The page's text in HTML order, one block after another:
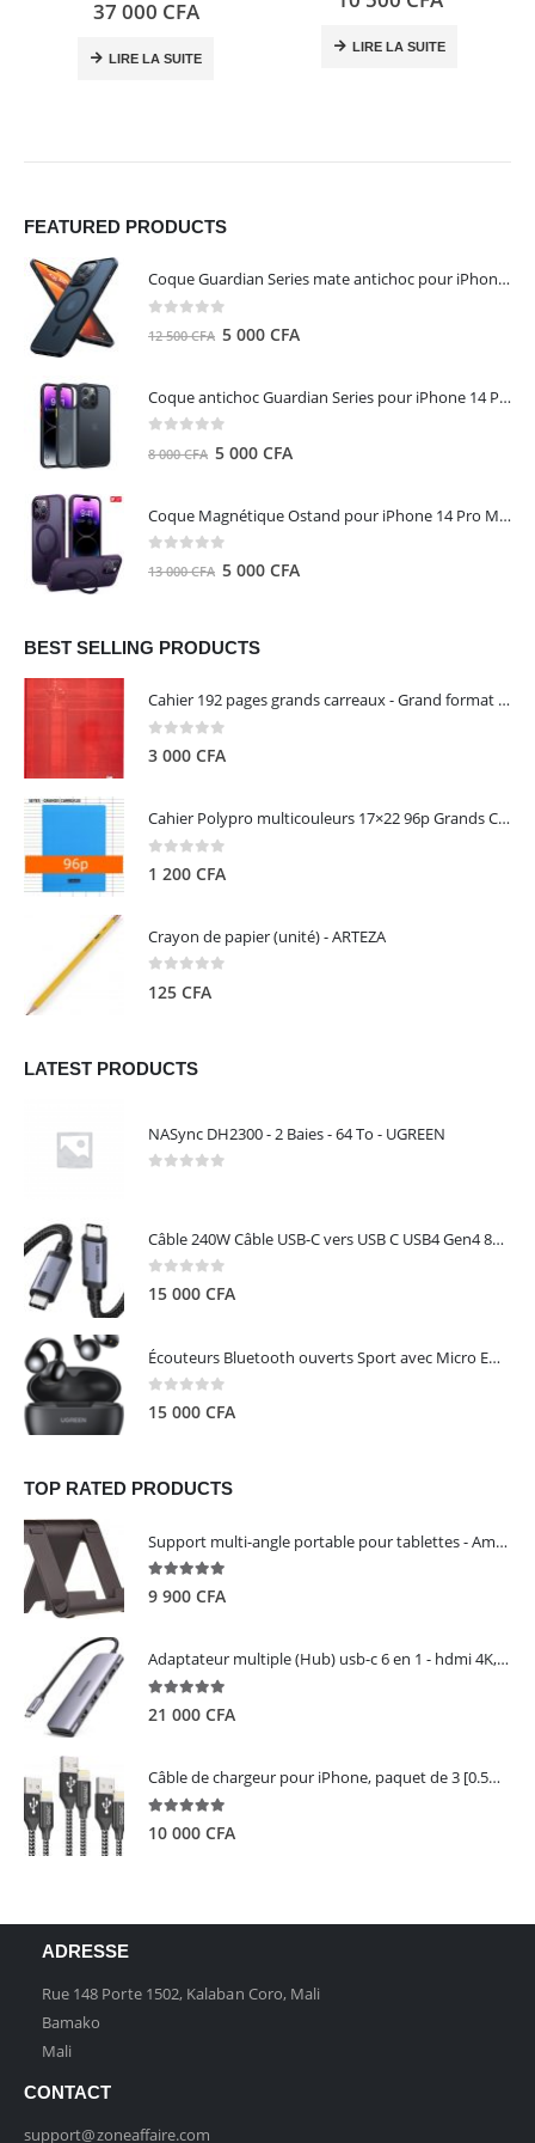
0out of 5
37 000 CFA
LIRE LA SUITE
LIRE LA SUITE
FEATURED PRODUCTS
Coque Guardian Series mate antichoc pour iPhone 15 Pro Max avec Magsafe Noir - Torras
12 500CFA Le
500 CFA.
5 000 CFA
Coque antichoc Guardian Series pour iPhone 14 Pro Max - TORRAS
8 000CFA Le
était :
000 CFA.
5 000 CFA
000 CFA.
Coque Magnétique Ostand pour iPhone 14 Pro Max - Violet Foncé - TORRAS
13 000CFA Le
était :
000 CFA.
5 000 CFA
000 CFA.
BEST SELLING PRODUCTS
Cahier 192 pages grands carreaux - Grand format - Brochure dos toilé - 24x32 cm - Papier blanc 90 g - Couverture carte pelliculée couleur aléatoire - Clairefontaine
3 000 CFA
Cahier Polypro multicouleurs 17×22 96p Grands Carreaux Séyès 90g - CALLIGRAPHE
1 200 CFA
Crayon de papier (unité) - ARTEZA
125 CFA
LATEST PRODUCTS
NASync DH2300 - 2 Baies - 64 To - UGREEN
Câble 240W Câble USB-C vers USB C USB4 Gen4 80Gbps pour Thunderbolt 5/4/3, Premium 18K double écran triple 4K PD3.1 - UGREEN
0 out of 5
15 000 CFA
Écouteurs Bluetooth ouverts Sport avec Micro ENC IPX5 – HiTune S3 UGREEN 45785
0 out of 5
15 000 CFA
TOP RATED PRODUCTS
Support multi-angle portable pour tablettes - Amazon Basics
5.00out of 5
9 900 CFA
Adaptateur multiple (Hub) usb-c 6 en 1 - hdmi 4K, 3 ports USB 3.0 et lecteur de carte sd tf - UGREEN
5.00out of 5
21 000 CFA
Câble de chargeur pour iPhone, paquet de 3 [0.5M 1M 2M] - GIANAC
5.00out of 5
10 000 CFA
ADRESSE
Rue 148 Porte 1502, Kalaban Coro, Mali
Bamako
Mali
CONTACT
support@zoneaffaire.com